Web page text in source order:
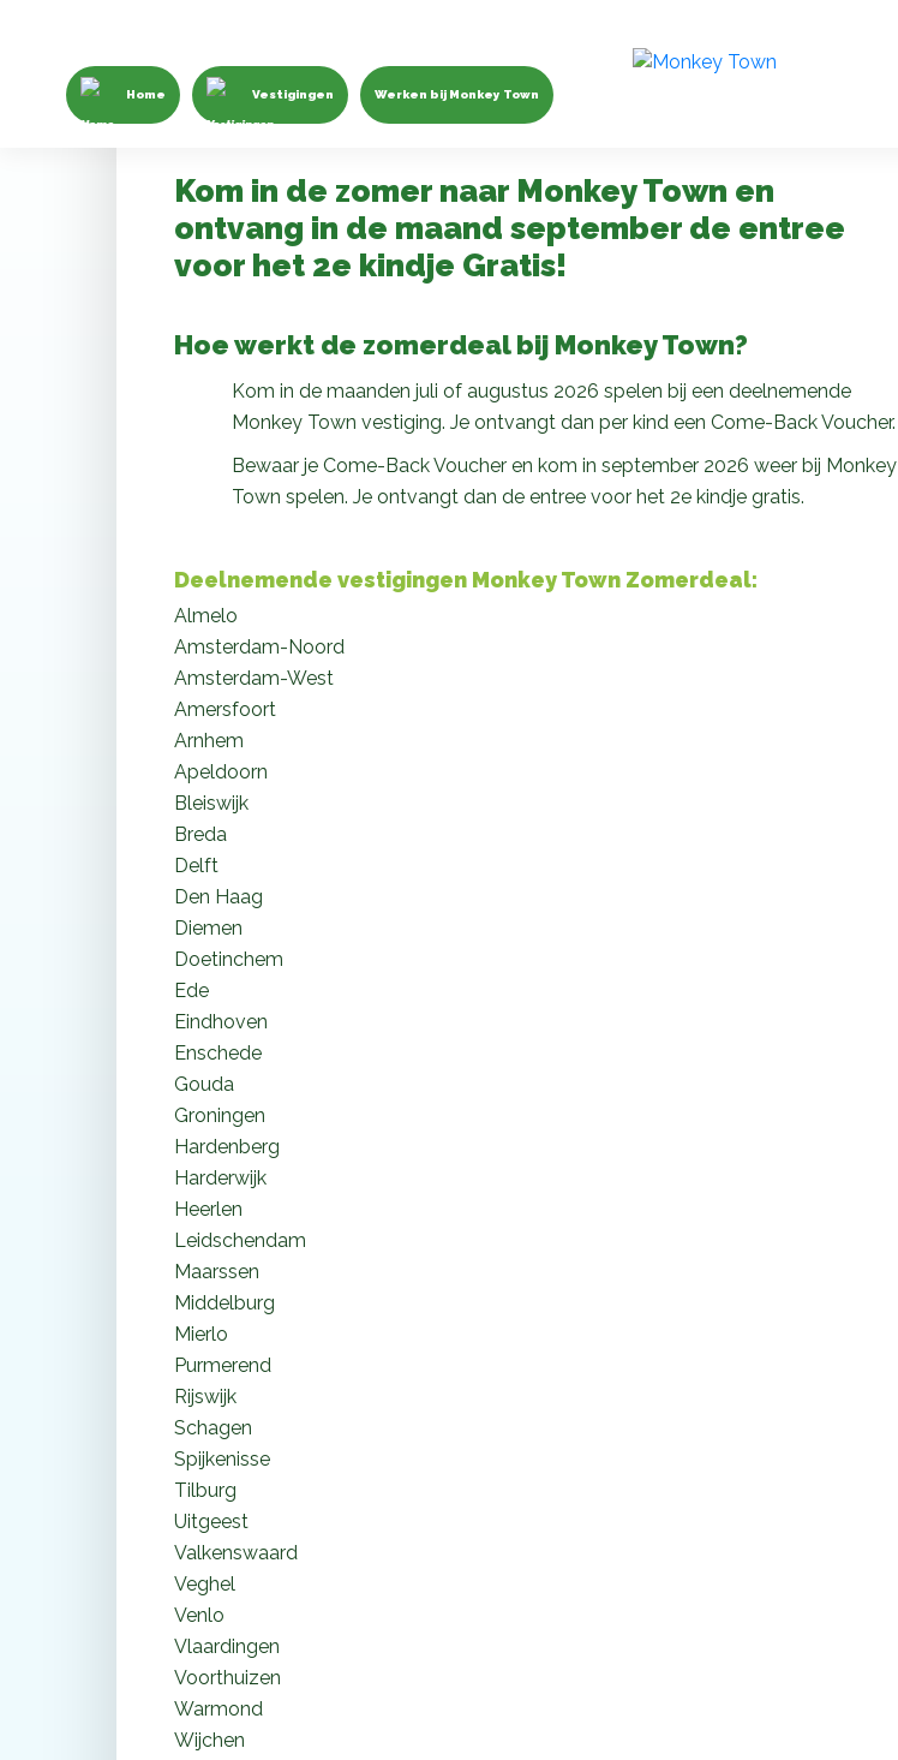
Home Vestigingen Werken bij Monkey Town
Kom in de zomer naar Monkey Town en
ontvang in de maand september de entree
voor het 2e kindje Gratis!
Hoe werkt de zomerdeal bij Monkey Town?
Kom in de maanden juli of augustus 2026 spelen bij een deelnemende
Monkey Town vestiging. Je ontvangt dan per kind een Come-Back Voucher.
Bewaar je Come-Back Voucher en kom in september 2026 weer bij Monkey
Town spelen. Je ontvangt dan de entree voor het 2e kindje gratis.
Deelnemende vestigingen Monkey Town Zomerdeal:
Almelo
Amsterdam-Noord
Amsterdam-West
Amersfoort
Arnhem
Apeldoorn
Bleiswijk
Breda
Delft
Den Haag
Diemen
Doetinchem
Ede
Eindhoven
Enschede
Gouda
Groningen
Hardenberg
Harderwijk
Heerlen
Leidschendam
Maarssen
Middelburg
Mierlo
Purmerend
Rijswijk
Schagen
Spijkenisse
Tilburg
Uitgeest
Valkenswaard
Veghel
Venlo
Vlaardingen
Voorthuizen
Warmond
Wijchen